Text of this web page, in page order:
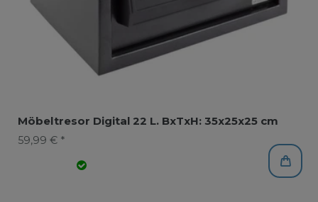
Möbeltresor Digital 22 L. BxTxH: 35x25x25 cm
59,99 € *